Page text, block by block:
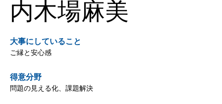
内木場麻美
大事にしていること
ご縁と安心感
得意分野
問題の見える化、課題解決